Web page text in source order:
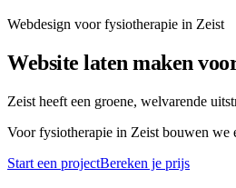
Webdesign voorfysiotherapie in Zeist
Website laten maken
Zeist heeft een groene, welvarende
Voorfysiotherapie in Zeist bouwen we
Start een projectBereken je prijs